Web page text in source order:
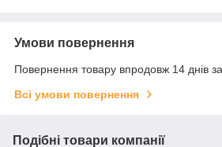
Умови повернення
Повернення товару впродовж 14 днів
Всі умови повернення
Подібні товари компанії